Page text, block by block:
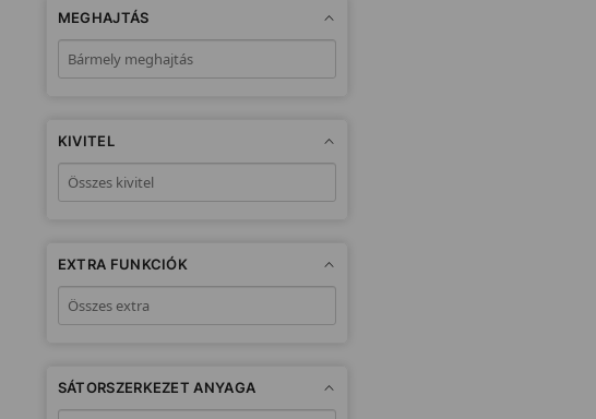
MEGHAJTÁS
KIVITEL
EXTRA FUNKCIÓK
SÁTORSZERKEZET ANYAGA